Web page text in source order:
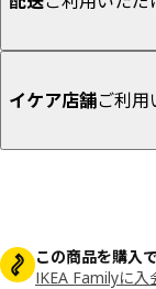
イケア店舗ご利用
この商品を購入
IKEA Familyに入